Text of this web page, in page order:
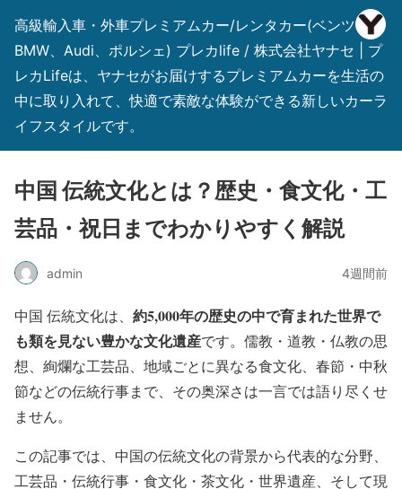
高級輸入車・外車プレミアムカー/レンタカー(ベンツ、
BMW、Audi、ポルシェ) プレカlife / 株式会社ヤナセ | プ
レカLifeは、ヤナセがお届けするプレミアムカーを生活の
中に取り入れて、快適で素敵な体験ができる新しいカーラ
イフスタイルです。
中国 伝統文化とは？歴史・食文化・工
芸品・祝日までわかりやすく解説
admin 4週間前
中国 伝統文化は、 約5,000年の歴史の中で育まれた世界で
も類を見ない豊かな文化遺産です。儒教・道教・仏教の思
想、絢爛な工芸品、地域ごとに異なる食文化、春節・中秋
節などの伝統行事まで、その奥深さは一言では語り尽くせ
ません。
この記事では、中国の伝統文化の背景から代表的な分野、
工芸品・伝統行事・食文化・茶文化・世界遺産、そして現